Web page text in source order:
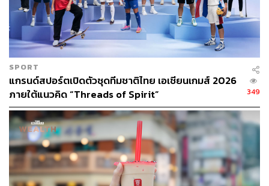
SPORT
แกรนด์สปอร์ตเปิดตัวชุดทีมชาติไทย เอเชียนเกมส์ 2026
ภายใต้แนวคิด “Threads of Spirit”
349